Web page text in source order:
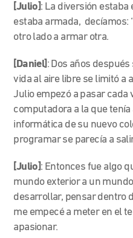
[Julio]: La diversión estaba
estaba armada, decíamos:
otro lado a armar otra.
[Daniel] : Dos años
vida al aire libre se limitó a
Julio empezó a pasar cada
computadora a la que
informática de su nuevo
programar se parecía a
[Julio]: Entonces fue algo
mundo exterior a un
desarrollar, pensar dentro
me empecé a meter en el
apasionar.